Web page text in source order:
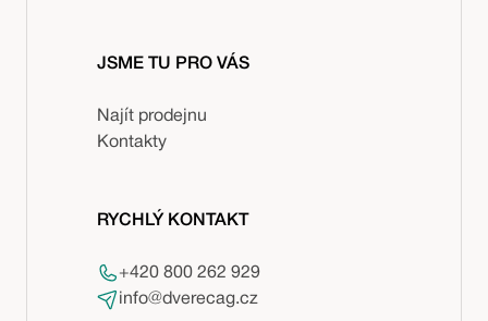
JSME TU PRO VÁS
Najít prodejnu
Kontakty
RYCHLÝ KONTAKT
+420 800 262 929
info@dverecag.cz